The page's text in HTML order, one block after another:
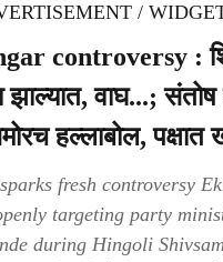
/
controversy :
झाल्यात, वाघ...; संतोष
हल्लाबोल,
fresh controversy
targeting party
during Hingoli